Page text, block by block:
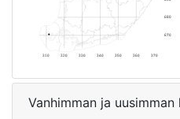
Vanhimman ja uusimman